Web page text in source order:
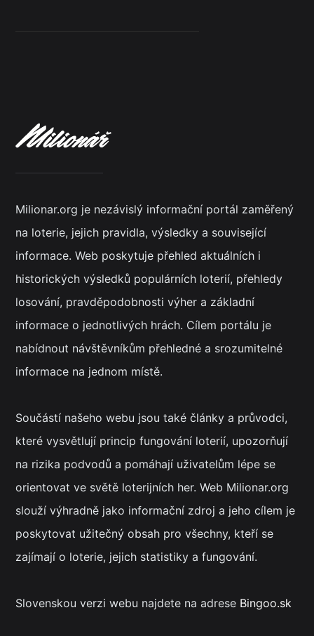
Milionar.org je nezávislý informační portál zaměřený
na loterie, jejich pravidla, výsledky a související
informace. Web poskytuje přehled aktuálních i
historických výsledků populárních loterií, přehledy
losování, pravděpodobnosti výher a základní
informace o jednotlivých hrách. Cílem portálu je
nabídnout návštěvníkům přehledné a srozumitelné
informace na jednom místě.
Součástí našeho webu jsou také články a průvodci,
které vysvětlují princip fungování loterií, upozorňují
na rizika podvodů a pomáhají uživatelům lépe se
orientovat ve světě loterijních her. Web Milionar.org
slouží výhradně jako informační zdroj a jeho cílem je
poskytovat užitečný obsah pro všechny, kteří se
zajímají o loterie, jejich statistiky a fungování.
Slovenskou verzi webu najdete na adrese Bingoo.sk